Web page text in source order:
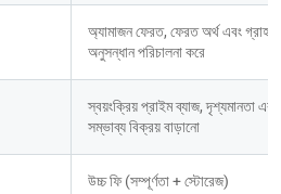
অ্যামাজন ফেরত, ফেরত অর্থ এবং গ্রাহক
অনুসন্ধান পরিচালনা করে
স্বয়ংক্রিয় প্রাইম ব্যাজ, দৃশ্যমানতা এবং
সম্ভাব্য বিক্রয় বাড়ানো
উচ্চ ফি (সম্পূর্ণতা + স্টোরেজ)